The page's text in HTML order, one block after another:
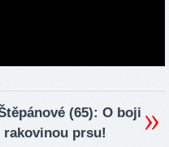
(65): O boji
rakovinou prsu!